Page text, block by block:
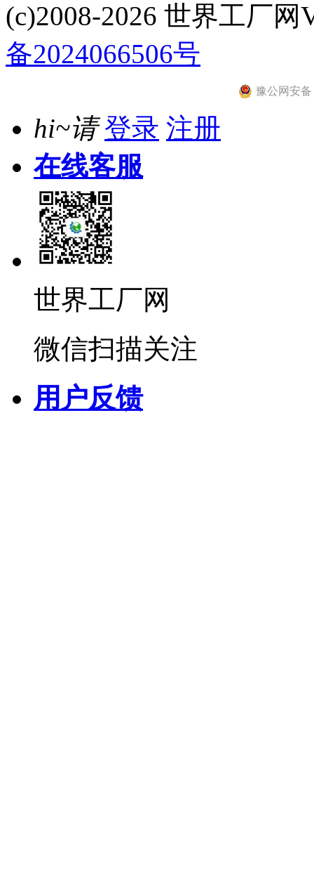
(c)2008-2026 世界工厂网
备2024066506号
豫公网安备
hi~请 登录 注册
在线客服
世界工厂网
微信扫描关注
用户反馈